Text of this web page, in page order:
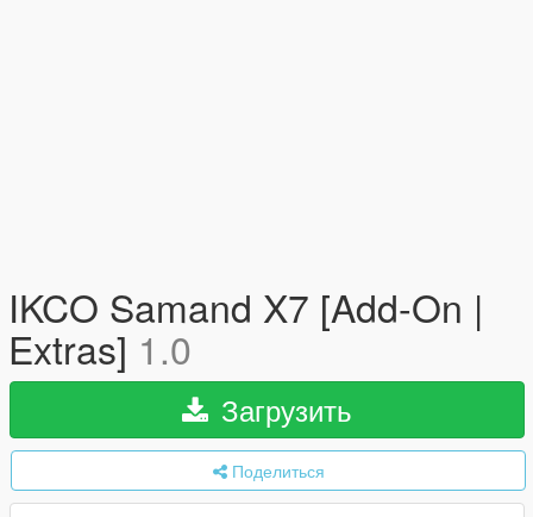
IKCO Samand X7 [Add-On |
Extras] 1.0
Загрузить
Поделиться